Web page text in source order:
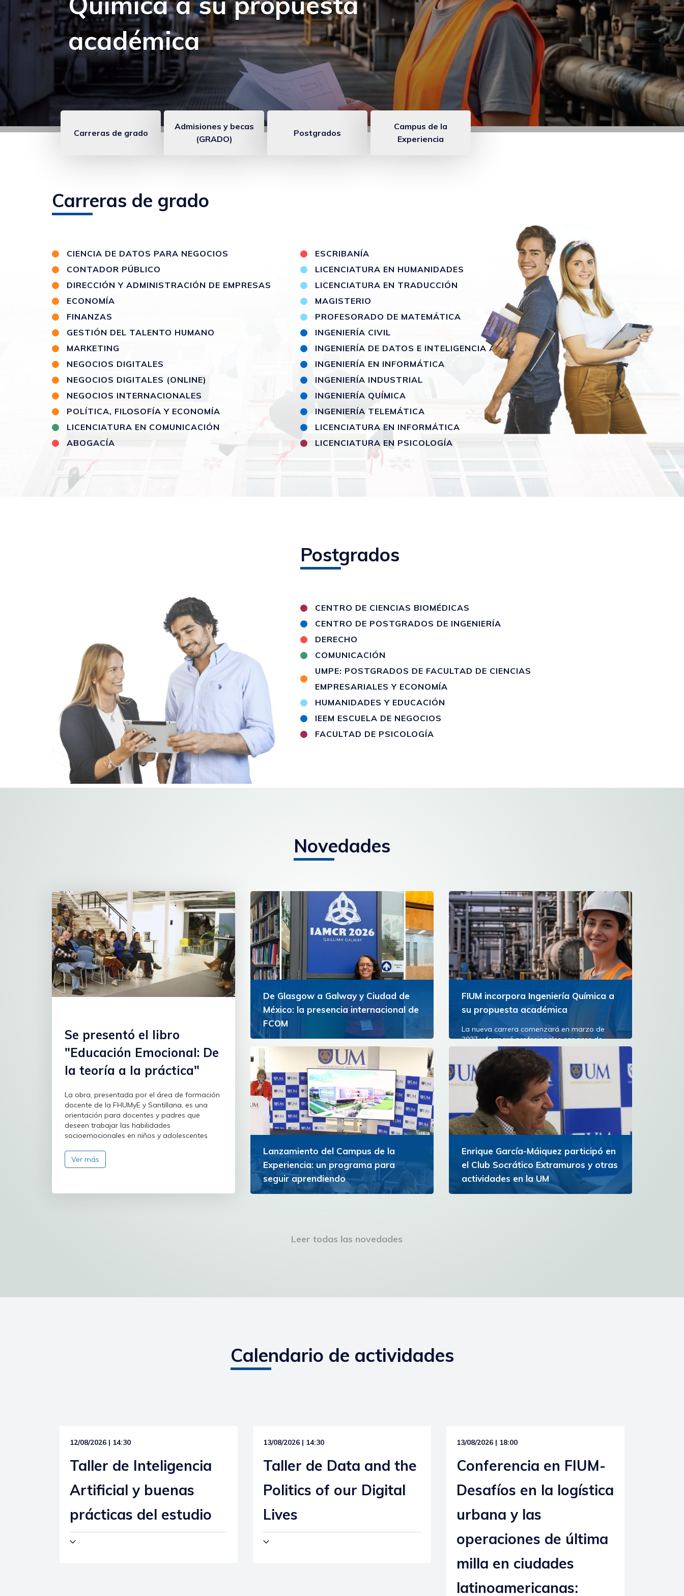
seguir aprendiendo
Carreras de grado
Admisiones y becas
(GRADO)
Postgrados
Campus de la
Experiencia
Carreras de grado
CIENCIA DE DATOS PARA NEGOCIOS
CONTADOR PÚBLICO
DIRECCIÓN Y ADMINISTRACIÓN DE EMPRESAS
ECONOMÍA
FINANZAS
GESTIÓN DEL TALENTO HUMANO
MARKETING
NEGOCIOS DIGITALES
NEGOCIOS DIGITALES (ONLINE)
NEGOCIOS INTERNACIONALES
POLÍTICA, FILOSOFÍA Y ECONOMÍA
LICENCIATURA EN COMUNICACIÓN
ABOGACÍA
ESCRIBANÍA
LICENCIATURA EN HUMANIDADES
LICENCIATURA EN TRADUCCIÓN
MAGISTERIO
PROFESORADO DE MATEMÁTICA
INGENIERÍA CIVIL
INGENIERÍA DE DATOS E INTELIGENCIA ARTIFICIAL
INGENIERÍA EN INFORMÁTICA
INGENIERÍA INDUSTRIAL
INGENIERÍA QUÍMICA
INGENIERÍA TELEMÁTICA
LICENCIATURA EN INFORMÁTICA
LICENCIATURA EN PSICOLOGÍA
Postgrados
CENTRO DE CIENCIAS BIOMÉDICAS
CENTRO DE POSTGRADOS DE INGENIERÍA
DERECHO
COMUNICACIÓN
UMPE: POSTGRADOS DE FACULTAD DE CIENCIAS
EMPRESARIALES Y ECONOMÍA
HUMANIDADES Y EDUCACIÓN
IEEM ESCUELA DE NEGOCIOS
FACULTAD DE PSICOLOGÍA
Novedades
Se presentó el libro
"Educación Emocional: De
la teoría a la práctica"
La obra, presentada por el área de formación
docente de la FHUMyE y Santillana, es una
orientación para docentes y padres que
deseen trabajar las habilidades
socioemocionales en niños y adolescentes
Ver más
De Glasgow a Galway y Ciudad de
México: la presencia internacional de
FCOM
representaron a la Universidad de Montevideo
Ver más
FIUM incorpora Ingeniería Química a
su propuesta académica
La nueva carrera comenzará en marzo de
2027 y formará profesionales capaces de
diseñar, transformar y optimizar los procesos
industriales que están...
Ver más
Lanzamiento del Campus de la
Experiencia: un programa para
seguir aprendiendo
Enrique García-Máiquez participó en
el Club Socrático Extramuros y otras
actividades en la UM
Leer todas las novedades
Calendario de actividades
12/08/2026 | 14:30
Taller de Inteligencia
Artificial y buenas
prácticas del estudio
13/08/2026 | 14:30
Taller de Data and the
Politics of our Digital
Lives
13/08/2026 | 18:00
Conferencia en FIUM-
Desafíos en la logística
urbana y las
operaciones de última
milla en ciudades
latinoamericanas: